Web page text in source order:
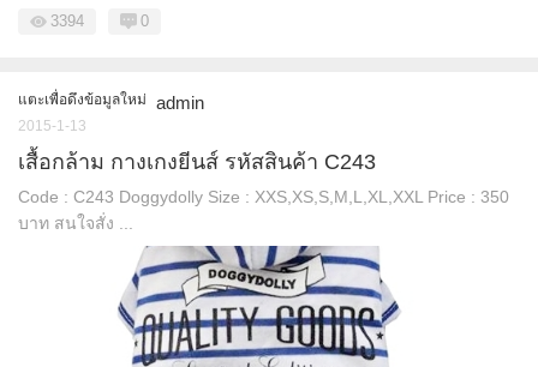
3394 0
แตะเพื่อดึงข้อมูลใหม่ admin
2015-1-13
เสื้อกล้าม กางเกงยีนส์ รหัสสินค้า C243
Code : C243 Doggydolly Size : XXS,XS,S,M,L,XL,XXL Price : 350
บาท สนใจสั่ง ...